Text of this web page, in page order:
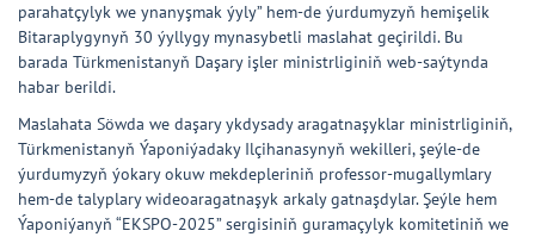
parahatçylyk we ynanyşmak ýyly” hem-de ýurdumyzyň hemişelik
Bitaraplygynyň 30 ýyllygy mynasybetli maslahat geçirildi. Bu
barada Türkmenistanyň Daşary işler ministrliginiň web-saýtynda
habar berildi.
Maslahata Söwda we daşary ykdysady aragatnaşyklar ministrliginiň,
Türkmenistanyň Ýaponiýadaky Ilçihanasynyň wekilleri, şeýle-de
ýurdumyzyň ýokary okuw mekdepleriniň professor-mugallymlary
hem-de talyplary wideoaragatnaşyk arkaly gatnaşdylar. Şeýle hem
Ýaponiýanyň “EKSPO-2025” sergisiniň guramaçylyk komitetiniň we